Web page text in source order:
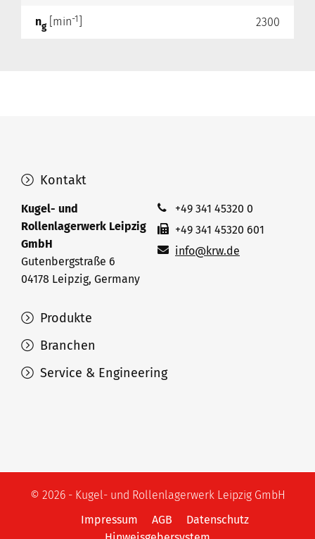
ng[min-1 2300
Produkte
Branchen
Service & Engineering
Kontakt
Kugel- und
Rollenlagerwerk Leipzig
GmbH
Gutenbergstraße 6
04178 Leipzig, Germany
+49 341 45320 0
+49 341 45320 601
info@krw.de
© 2026 - Kugel- und Rollenlagerwerk Leipzig GmbH
Impressum
AGB
Datenschutz